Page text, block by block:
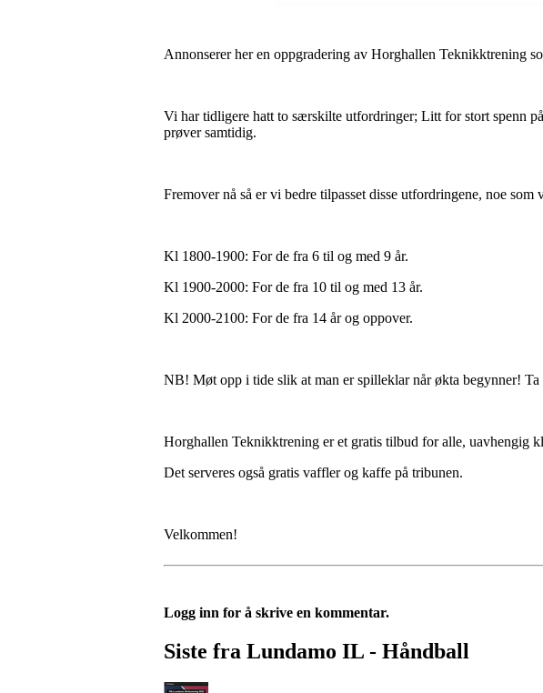
Annonserer her en oppgradering av Horghallen Teknikktrening
Vi har tidligere hatt to særskilte utfordringer; Litt for stort spenn
prøver samtidig.
Fremover nå så er vi bedre tilpasset disse utfordringene, noe
Kl 1800-1900: For de fra 6 til og med 9 år.
Kl 1900-2000: For de fra 10 til og med 13 år.
Kl 2000-2100: For de fra 14 år og oppover.
NB! Møt opp i tide slik at man er spilleklar når økta begynner!
Horghallen Teknikktrening er et gratis tilbud for alle, uavhengig
Det serveres også gratis vaffler og kaffe på tribunen.
Velkommen!
Logg inn for å skrive en kommentar.
Siste fra Lundamo IL - Håndball